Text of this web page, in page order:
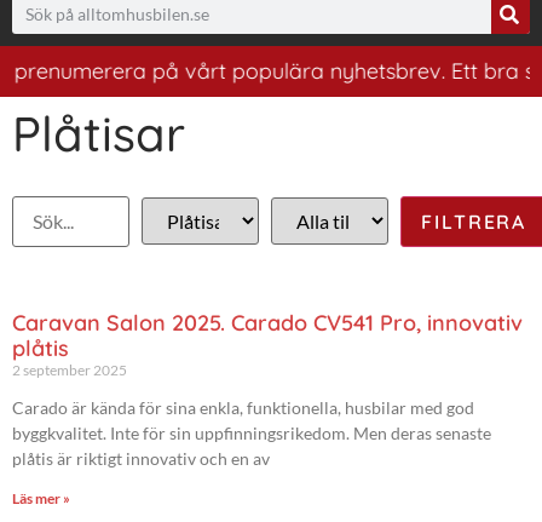
på vårt populära nyhetsbrev. Ett bra sätt
Plåtisar
Caravan Salon 2025. Carado CV541 Pro, innovativ
plåtis
2 september 2025
Carado är kända för sina enkla, funktionella, husbilar med god
byggkvalitet. Inte för sin uppfinningsrikedom. Men deras senaste
plåtis är riktigt innovativ och en av
Läs mer »